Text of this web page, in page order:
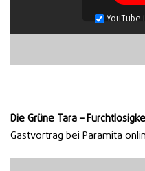
YouTube
Die Grüne Tara –
Gastvortrag bei Paramita